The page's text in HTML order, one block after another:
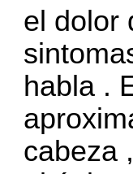
el dolor
habla .
cabeza